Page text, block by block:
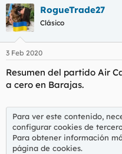
RogueTrade27
Clásico
3 Feb 2020
Resumen del partido Air
a cero en Barajas.
Para ver este contenido,
configurar cookies de
Para obtener información
página de cookies.